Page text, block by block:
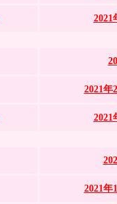
2021
2021